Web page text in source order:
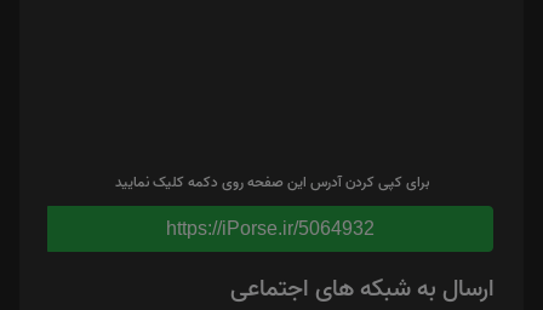
برای کپی کردن آدرس این صفحه روی دکمه کلیک نمایید
https://iPorse.ir/5064932
ارسال به شبکه های اجتماعی